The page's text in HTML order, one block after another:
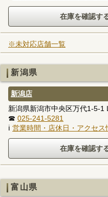
※未対応店舗一覧
新潟県
新潟店
新潟県新潟市中央区万代1-5-1
☎ 025-241-5281
ℹ 営業時間・店休日・アクセス
富山県